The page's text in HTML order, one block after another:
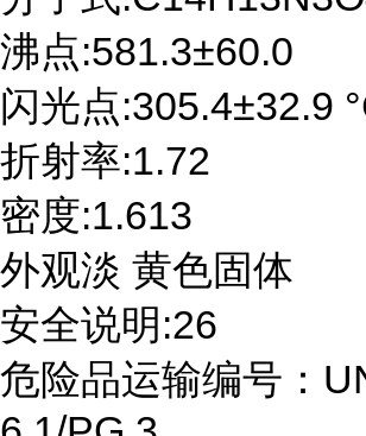
沸点:581.3±60.0
闪光点:305.4±32.9
折射率:1.72
密度:1.613
外观淡 黄色固体
安全说明:26
危险品运输编号：